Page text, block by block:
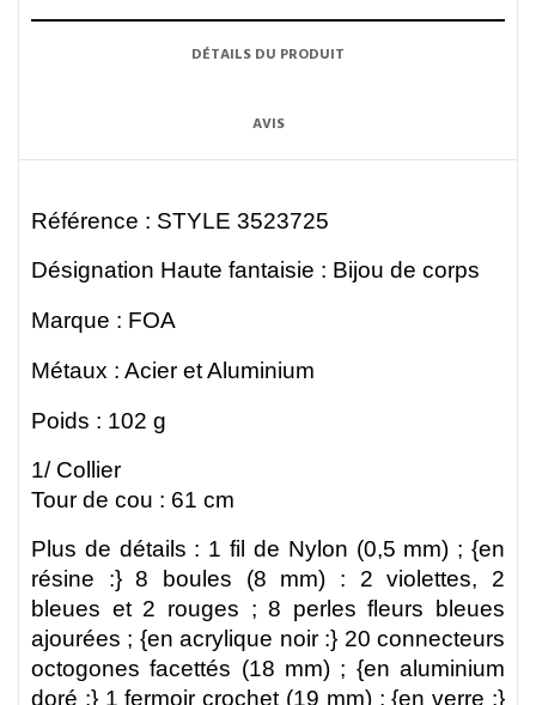
DÉTAILS DU PRODUIT
AVIS
Référence : STYLE 3523725
Désignation Haute fantaisie : Bijou de corps
Marque : FOA
Métaux : Acier et Aluminium
Poids : 102 g
1/ Collier
Tour de cou : 61 cm
Plus de détails : 1 fil de Nylon (0,5 mm) ; {en
résine :} 8 boules (8 mm) : 2 violettes, 2
bleues et 2 rouges ; 8 perles fleurs bleues
ajourées ; {en acrylique noir :} 20 connecteurs
octogones facettés (18 mm) ; {en aluminium
doré :} 1 fermoir crochet (19 mm) ; {en verre :}